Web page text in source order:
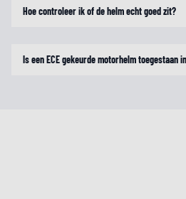
Hoe controleer ik of de helm echt goed zit?
Is een ECE gekeurde motorhelm toegestaan